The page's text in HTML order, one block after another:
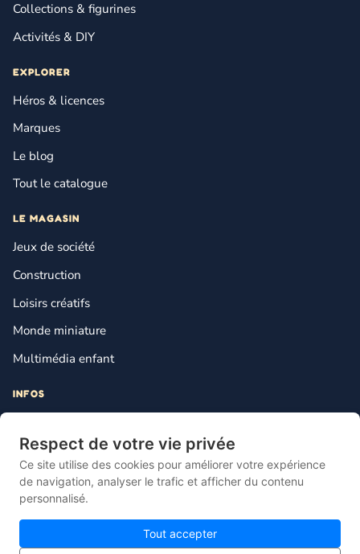
Respect de votre vie privée
Ce site utilise des cookies pour améliorer votre expérience
de navigation, analyser le trafic et afficher du contenu
personnalisé.
Tout accepter
Collections & figurines
Activités & DIY
EXPLORER
Héros & licences
Marques
Le blog
Tout le catalogue
LE MAGASIN
Jeux de société
Construction
Loisirs créatifs
Monde miniature
Multimédia enfant
INFOS
Mentions légales
Plan du site
Gestion des cookies